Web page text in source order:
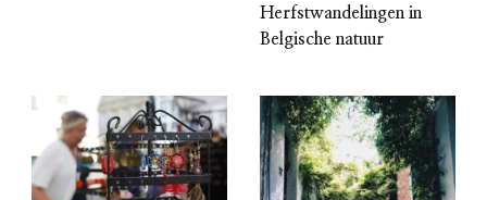
Herfstwandelingen in
Belgische natuur